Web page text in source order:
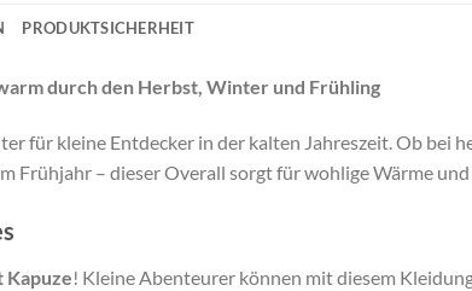
PRODUKTSICHERHEIT
durch den Herbst, Winter und Frühling
für kleine Entdecker in der kalten Jahreszeit. Ob bei
Frühjahr – dieser Overall sorgt für wohlige Wärme
Kapuze! Kleine Abenteurer können mit diesem